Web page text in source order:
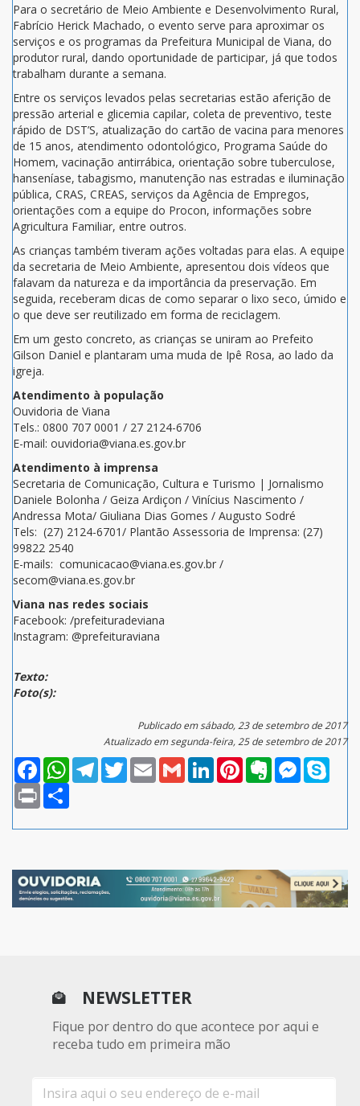
Para o secretário de Meio Ambiente e Desenvolvimento Rural,
Fabrício Herick Machado, o evento serve para aproximar os
serviços e os programas da Prefeitura Municipal de Viana, do
produtor rural, dando oportunidade de participar, já que todos
trabalham durante a semana.
Entre os serviços levados pelas secretarias estão aferição de
pressão arterial e glicemia capilar, coleta de preventivo, teste
rápido de DST’S, atualização do cartão de vacina para menores
de 15 anos, atendimento odontológico, Programa Saúde do
Homem, vacinação antirrábica, orientação sobre tuberculose,
hanseníase, tabagismo, manutenção nas estradas e iluminação
pública, CRAS, CREAS, serviços da Agência de Empregos,
orientações com a equipe do Procon, informações sobre
Agricultura Familiar, entre outros.
As crianças também tiveram ações voltadas para elas. A equipe
da secretaria de Meio Ambiente, apresentou dois vídeos que
falavam da natureza e da importância da preservação. Em
seguida, receberam dicas de como separar o lixo seco, úmido e
o que deve ser reutilizado em forma de reciclagem.
Em um gesto concreto, as crianças se uniram ao Prefeito
Gilson Daniel e plantaram uma muda de Ipê Rosa, ao lado da
igreja.
Atendimento à população
Ouvidoria de Viana
Tels.: 0800 707 0001 / 27 2124-6706
E-mail: ouvidoria@viana.es.gov.br
Atendimento à imprensa
Secretaria de Comunicação, Cultura e Turismo | Jornalismo
Daniele Bolonha / Geiza Ardiçon / Vinícius Nascimento /
Andressa Mota/ Giuliana Dias Gomes / Augusto Sodré
Tels: (27) 2124-6701/ Plantão Assessoria de Imprensa: (27)
99822 2540
E-mails: comunicacao@viana.es.gov.br /
secom@viana.es.gov.br
Viana nas redes sociais
Facebook: /prefeituradeviana
Instagram: @prefeituraviana
Texto:
Foto(s):
Publicado em sábado, 23 de setembro de 2017
Atualizado em segunda-feira, 25 de setembro de 2017
FacebookWhatsAppTelegramTwitterEmail Gmail LinkedInPinterestEvernoteMessenger
Print
NEWSLETTER
Fique por dentro do que acontece por aqui e
receba tudo em primeira mão
mail